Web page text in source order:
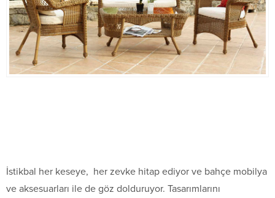
İstikbal her keseye, her zevke hitap ediyor ve bahçe mobilya
ve aksesuarları ile de göz dolduruyor. Tasarımlarını